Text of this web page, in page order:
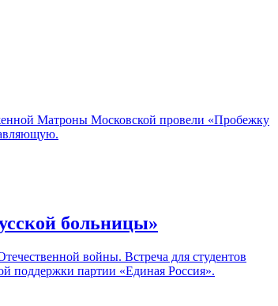
Матроны Московской провели «Пробежку
больницы»
войны. Встреча для студентов
поддержки партии «Единая Россия».